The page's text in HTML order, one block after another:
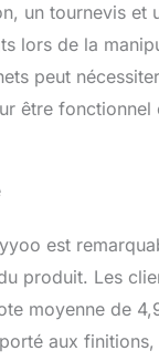
instructions
produit ou si vous
fournirons le
un tournevis
lors de la
peut
être
est
produit. Les
moyenne de
aux